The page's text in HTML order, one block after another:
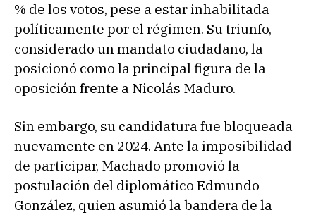
% de los votos, pese a estar inhabilitada
políticamente por el régimen. Su triunfo,
considerado un mandato ciudadano, la
posicionó como la principal figura de la
oposición frente a Nicolás Maduro.
Sin embargo, su candidatura fue bloqueada
nuevamente en 2024. Ante la imposibilidad
de participar, Machado promovió la
postulación del diplomático Edmundo
González, quien asumió la bandera de la